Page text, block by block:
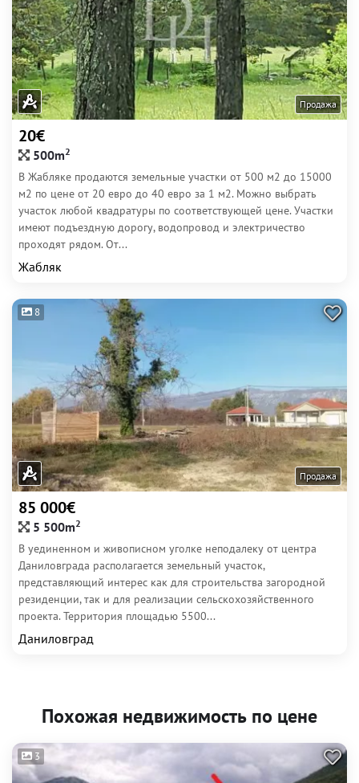
Продажа
20€
500m2
В Жабляке продаются земельные участки от 500 м2 до 15000
м2 по цене от 20 евро до 40 евро за 1 м2. Можно выбрать
участок любой квадратуры по соответствующей цене. Участки
имеют подъездную дорогу, водопровод и электричество
проходят рядом. От...
Жабляк
8
Продажа
85 000€
5 500m2
В уединенном и живописном уголке неподалеку от центра
Даниловграда располагается земельный участок,
представляющий интерес как для строительства загородной
резиденции, так и для реализации сельскохозяйственного
проекта. Территория площадью 5500...
Даниловград
Похожая недвижимость по цене
3